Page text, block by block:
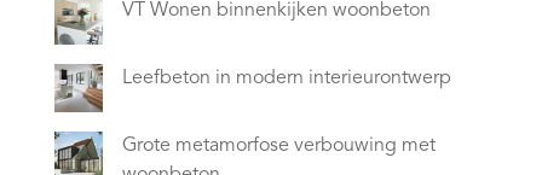
VT Wonen binnenkijken woonbeton
Leefbeton in modern interieurontwerp
Grote metamorfose verbouwing met